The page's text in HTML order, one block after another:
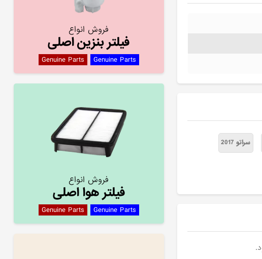
سراتو 2017
فروش انواع
فیلتر بنزین اصلی
Genuine Parts Genuine Parts
فروش انواع
فیلتر هوا اصلی
Genuine Parts Genuine Parts